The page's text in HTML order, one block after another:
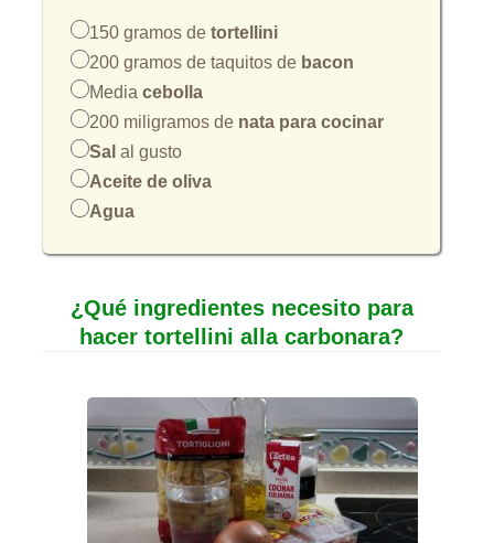
150 gramos de tortellini
200 gramos de taquitos de bacon
Media cebolla
200 miligramos de nata para cocinar
Sal al gusto
Aceite de oliva
Agua
¿Qué ingredientes necesito para
hacer tortellini alla carbonara?